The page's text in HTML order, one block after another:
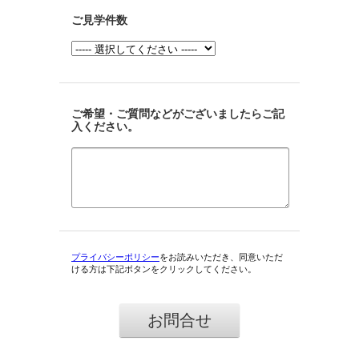
ご見学件数
ご希望・ご質問などがございましたらご記
入ください。
プライバシーポリシーをお読みいただき、同意いただ
ける方は下記ボタンをクリックしてください。